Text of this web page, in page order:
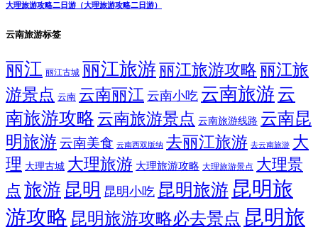
大理旅游攻略二日游（大理旅游攻略二日游）
云南旅游标签
丽江 丽江古城 丽江旅游 丽江旅游攻略 丽江旅
游景点 云南 云南丽江 云南小吃 云南旅游 云
南旅游攻略 云南旅游景点 云南旅游线路 云南昆
明旅游 云南美食 云南西双版纳 去丽江旅游 去云南旅游 大
理 大理古城 大理旅游 大理旅游攻略 大理旅游景点 大理景
点 旅游 昆明 昆明小吃 昆明旅游 昆明旅
游攻略 昆明旅游攻略必去景点 昆明旅